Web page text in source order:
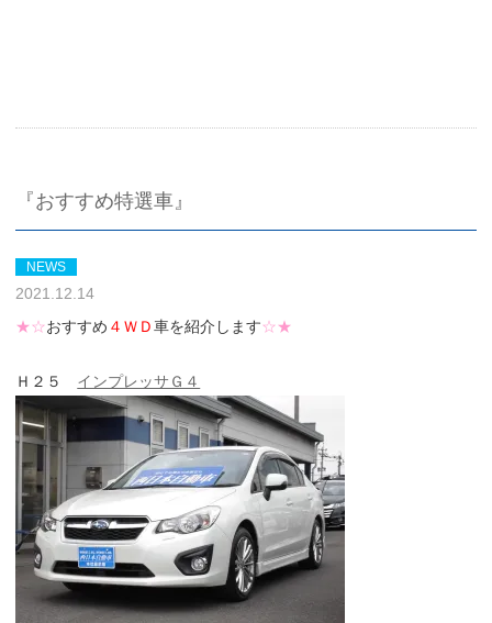
『おすすめ特選車』
NEWS
2021.12.14
★☆おすすめ ４ＷＤ車を紹介します☆★
Ｈ２５ インプレッサＧ４